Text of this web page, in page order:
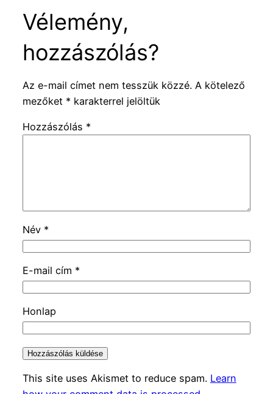
Vélemény,
hozzászólás?
Az e-mail címet nem tesszük közzé. A kötelező
mezőket * karakterrel jelöltük
Hozzászólás *
Név *
E-mail cím *
Honlap
This site uses Akismet to reduce spam. Learn